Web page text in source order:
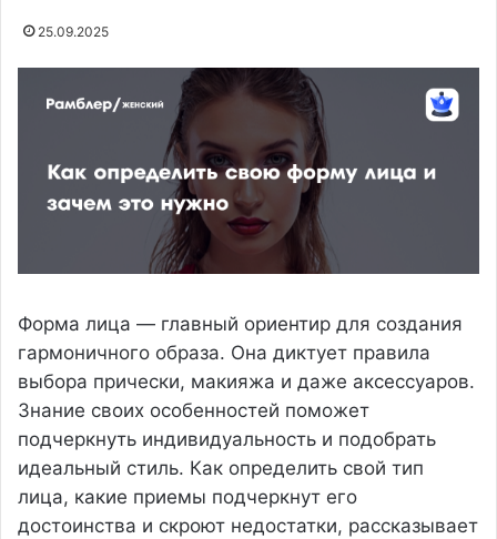
25.09.2025
Форма лица — главный ориентир для создания
гармоничного образа. Она диктует правила
выбора прически, макияжа и даже аксессуаров.
Знание своих особенностей поможет
подчеркнуть индивидуальность и подобрать
идеальный стиль. Как определить свой тип
лица, какие приемы подчеркнут его
достоинства и скроют недостатки, рассказывает